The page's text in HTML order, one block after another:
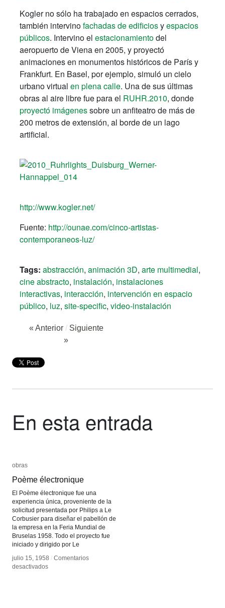
Kogler no sólo ha trabajado en espacios cerrados,
también intervinofachadas de edificiosyespacios
públicos. Intervino el estacionamientodel
aeropuerto de Viena en 2005, y proyectó
animaciones en monumentos históricos de París y
Frankfurt. En Basel, por ejemplo, simuló un cielo
urbano virtual en plena calle. Una de sus últimas
obras al aire libre fue para el RUHR.2010, donde
proyectó imágenessobre un anfiteatro de más de
200 metros de extensión, al borde de un lago
artificial.
http://www.kogler.net/
Fuente: http://ounae.com/cinco-artistas-
contemporaneos-luz/
Tags: abstracción, animación 3D, arte multimedial,
cine abstracto, instalación, instalaciones
interactivas, interacción, intervención en espacio
público, luz, site-specific, video-instalación
« Anterior / Siguiente
»
En esta entrada
obras
Poème électronique
El Poème électronique fue una
experiencia única, proveniente de la
solicitud presentada por Philips a Le
Corbusier para diseñar el pabellón de
la empresa en la Feria Mundial de
Bruselas 1958. Todo el proyecto fue
iniciado y dirigido por Le
julio 15, 1958 / Comentarios
desactivadosen
obras
Poème électronique
julio 15, 1958 / Comentarios
desactivadosen